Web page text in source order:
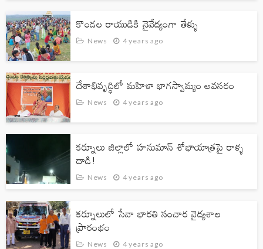
కొండల రాయుడికి నైవేద్యంగా తేళ్ళు
News 4 years ago
దేశాభివృద్ధిలో మ‌హిళా భాగ‌స్వామ్యం అవ‌స‌రం
News 4 years ago
కర్నూలు జిల్లాలో హనుమాన్ శోభాయాత్రపై రాళ్ళ
దాడి!
News 4 years ago
కర్నూలులో సేవా భారతి సంచార వైద్యశాల
ప్రారంభం
News 4 years ago